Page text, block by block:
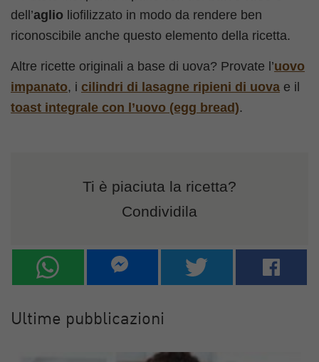
dell’aglio liofilizzato in modo da rendere ben
riconoscibile anche questo elemento della ricetta.
Altre ricette originali a base di uova? Provate l’uovo
impanato, i cilindri di lasagne ripieni di uova e il
toast integrale con l’uovo (egg bread).
Ti è piaciuta la ricetta?
Condividila
Ultime pubblicazioni